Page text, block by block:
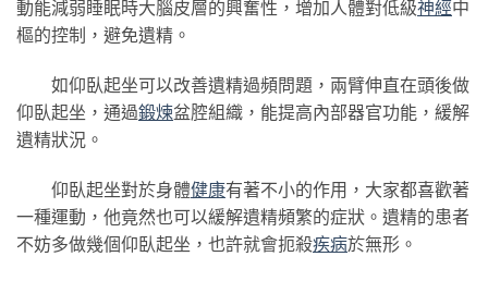
動能減弱睡眠時大腦皮層的興奮性，增加人體對低級神經中
樞的控制，避免遺精。
如仰臥起坐可以改善遺精過頻問題，兩臂伸直在頭後做
仰臥起坐，通過鍛煉盆腔組織，能提高內部器官功能，緩解
遺精狀況。
仰臥起坐對於身體健康有著不小的作用，大家都喜歡著
一種運動，他竟然也可以緩解遺精頻繁的症狀。遺精的患者
不妨多做幾個仰臥起坐，也許就會扼殺疾病於無形。